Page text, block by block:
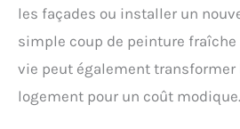
les façades ou installer un
simple coup de peinture fraîche
vie peut également transformer
logement pour un coût modique.